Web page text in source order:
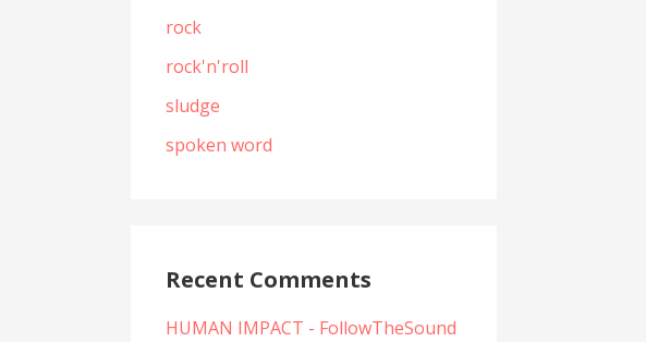
rock
rock'n'roll
sludge
spoken word
Recent Comments
HUMAN IMPACT - FollowTheSound